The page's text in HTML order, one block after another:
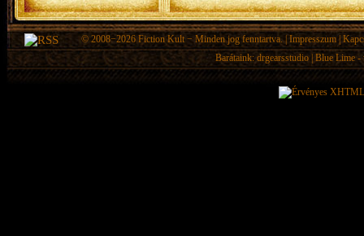
© 2008−2026Fiction Kult − Minden jog fenntartva. | Impresszum |
Barátaink: drgearsstudio | Blue Lime -